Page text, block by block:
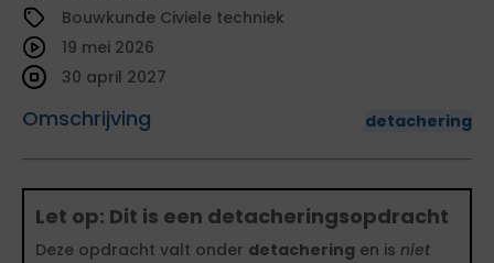
Bouwkunde Civiele techniek
Omschrijving detachering
19 mei 2026
30 april 2027
Let op: Dit is een detacheringsopdracht
Deze opdracht valt onder detachering en is niet